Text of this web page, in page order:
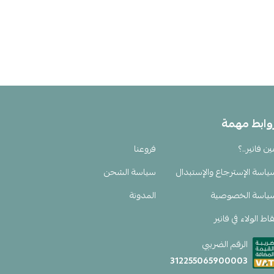
مهمة
فانير..؟
فروعنا
الإسترجاع والإستبدال
سياسة الشحن
الخصوصية
المدونة
الولاء في فانير
الرقم الضريبي
312255065900003